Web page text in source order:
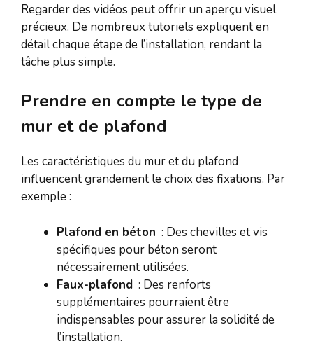
Regarder des vidéos peut offrir un aperçu visuel
précieux. De nombreux tutoriels expliquent en
détail chaque étape de l’installation, rendant la
tâche plus simple.
Prendre en compte le type de
mur et de plafond
Les caractéristiques du mur et du plafond
influencent grandement le choix des fixations. Par
exemple :
Plafond en béton : Des chevilles et vis
spécifiques pour béton seront
nécessairement utilisées.
Faux-plafond : Des renforts
supplémentaires pourraient être
indispensables pour assurer la solidité de
l’installation.